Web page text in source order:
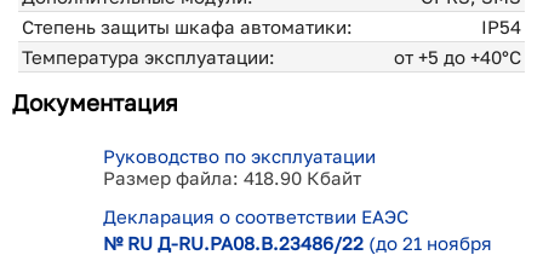
Степень защиты шкафа автоматики:
IP54
Температура эксплуатации:
от +5 до +40°С
Документация
Руководство по эксплуатации
Размер файла: 418.90 Кбайт
Декларация о соответствии ЕАЭС
№ RU Д-RU.РА08.В.23486/22 (до 21 ноября